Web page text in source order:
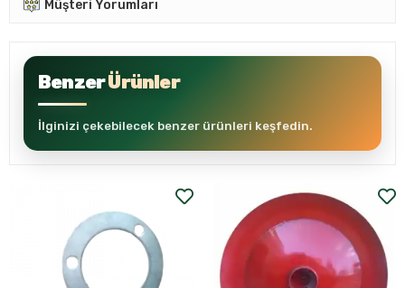
Müşteri Yorumları
BenzerÜrünler
İlginizi çekebilecek benzer ürünleri keşfedin.